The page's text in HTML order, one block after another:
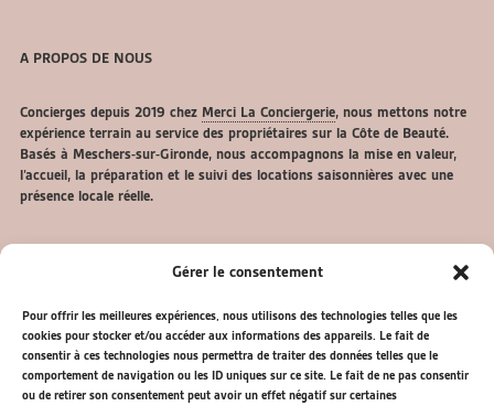
Gérer le consentement
Pour offrir les meilleures expériences, nous utilisons des technologies telles que les
cookies pour stocker et/ou accéder aux informations des appareils. Le fait de
consentir à ces technologies nous permettra de traiter des données telles que le
comportement de navigation ou les ID uniques sur ce site. Le fait de ne pas consentir
ou de retirer son consentement peut avoir un effet négatif sur certaines
A PROPOS DE NOUS
Concierges depuis 2019 chez Merci La Conciergerie, nous mettons notre
expérience terrain au service des propriétaires sur la Côte de Beauté.
Basés à Meschers-sur-Gironde, nous accompagnons la mise en valeur,
l’accueil, la préparation et le suivi des locations saisonnières avec une
présence locale réelle.
ARTICLES RÉCENTS
Incendie et annulation Airbnb : que faire comme voyageur ou
propriétaire ?